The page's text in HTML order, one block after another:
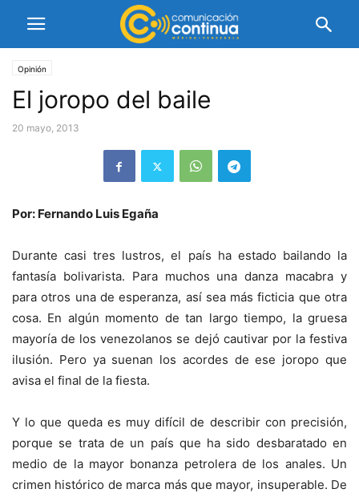
Opinión
El joropo del baile
20 mayo, 2013
Por: Fernando Luis Egaña
Durante casi tres lustros, el país ha estado bailando la
fantasía bolivarista. Para muchos una danza macabra y
para otros una de esperanza, así sea más ficticia que otra
cosa. En algún momento de tan largo tiempo, la gruesa
mayoría de los venezolanos se dejó cautivar por la festiva
ilusión. Pero ya suenan los acordes de ese joropo que
avisa el final de la fiesta.
Y lo que queda es muy difícil de describir con precisión,
porque se trata de un país que ha sido desbaratado en
medio de la mayor bonanza petrolera de los anales. Un
crimen histórico de marca más que mayor, insuperable. De